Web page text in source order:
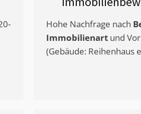
Hohe Nachfrage nach
Immobilienart und
(Gebäude: Reihenhaus